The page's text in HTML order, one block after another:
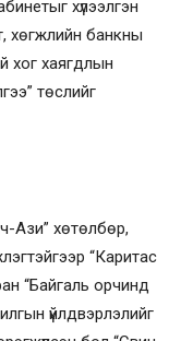
хүлээлгэн
хөгжлийн банкны
хог хаягдлын
төслийг
хөтөлбөр,
“Каритас
“Байгаль орчинд
үйлдвэрлэлийг